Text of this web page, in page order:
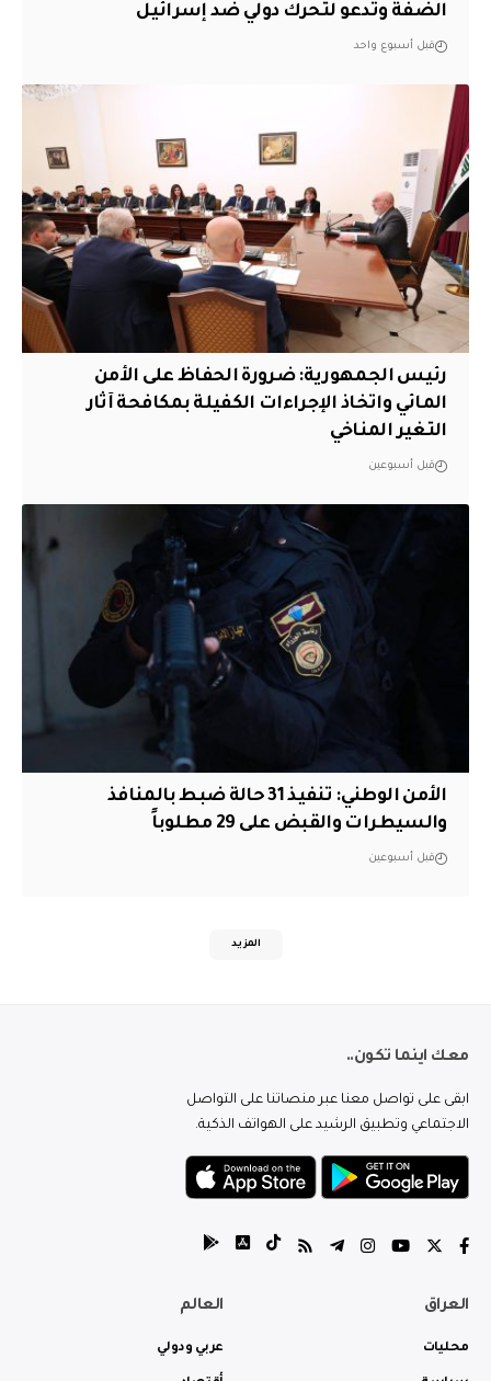
الضفة وتدعو لتحرك دولي ضد إسرائيل
قبل أسبوع واحد
رئيس الجمهورية: ضرورة الحفاظ على الأمن
المائي واتخاذ الإجراءات الكفيلة بمكافحة آثار
التغير المناخي
قبل أسبوعين
الأمن الوطني: تنفيذ 31 حالة ضبط بالمنافذ
والسيطرات والقبض على 29 مطلوباً
قبل أسبوعين
المزيد
معك اينما تكون..
ابقى على تواصل معنا عبر منصاتنا على التواصل
الاجتماعي وتطبيق الرشيد على الهواتف الذكية.
العراق
محليات
العالم
عربي ودولي